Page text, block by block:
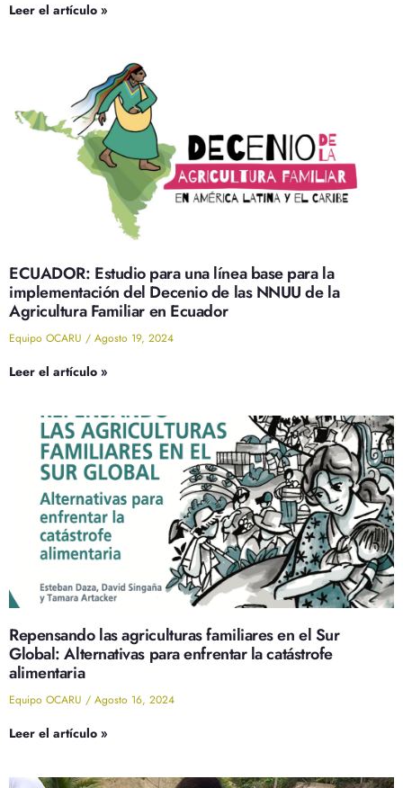
Leer el artículo »
ECUADOR: Estudio para una línea base para la
implementación del Decenio de las NNUU de la
Agricultura Familiar en Ecuador
Equipo OCARU Agosto 19, 2024
Leer el artículo »
Repensando las agriculturas familiares en el Sur
Global: Alternativas para enfrentar la catástrofe
alimentaria
Equipo OCARU Agosto 16, 2024
Leer el artículo »